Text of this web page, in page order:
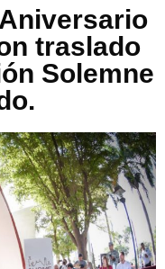
traslado
Solemne